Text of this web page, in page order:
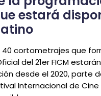
estará
cortometrajes que
del 21er FICM
desde el 2020, parte
Internacional de Cine